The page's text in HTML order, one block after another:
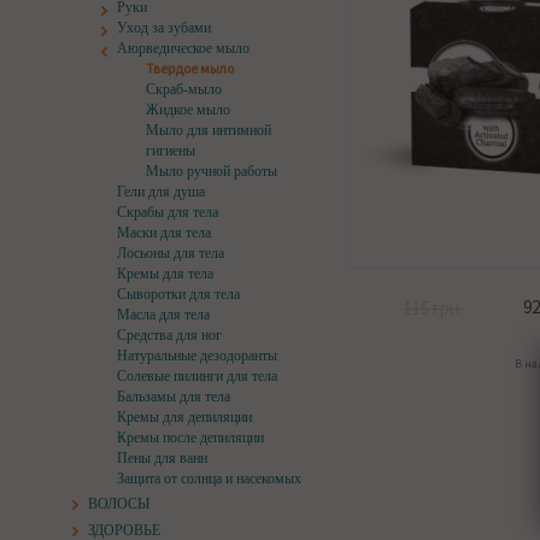
Руки
Уход за зубами
Аюрведическое мыло
Твердое мыло
Скраб-мыло
Жидкое мыло
Мыло для интимной
гигиены
Мыло ручной работы
Гели для душа
Скрабы для тела
Маски для тела
Лосьоны для тела
Кремы для тела
Сыворотки для тела
Масла для тела
Средства для ног
Натуральные дезодоранты
Солевые пилинги для тела
Бальзамы для тела
Кремы для депиляции
Кремы после депиляции
Пены для ванн
Защита от солнца и насекомых
ВОЛОСЫ
ЗДОРОВЬЕ
92
В